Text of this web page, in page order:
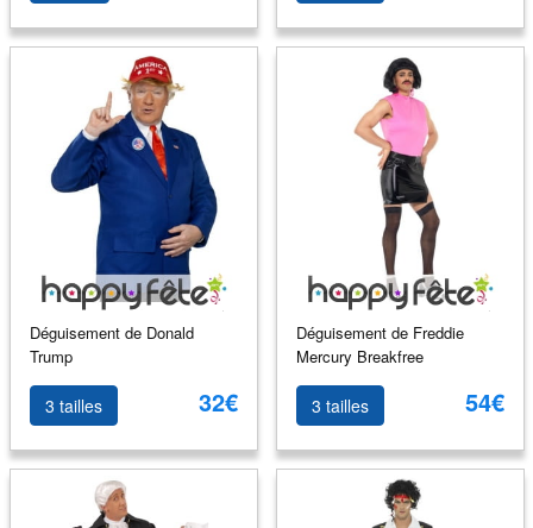
Déguisement de Donald
Trump
3 tailles 32€
Déguisement de Freddie
Mercury Breakfree
3 tailles 54€